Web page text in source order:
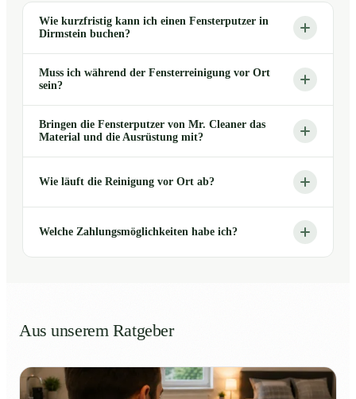
Wie kurzfristig kann ich einen Fensterputzer in
Dirmstein buchen?
Muss ich während der Fensterreinigung vor Ort
sein?
Bringen die Fensterputzer von Mr. Cleaner das
Material und die Ausrüstung mit?
Wie läuft die Reinigung vor Ort ab?
Welche Zahlungsmöglichkeiten habe ich?
Aus unserem Ratgeber